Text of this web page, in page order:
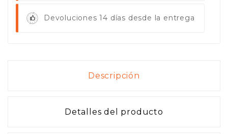
Devoluciones 14 días desde la entrega
Descripción
Detalles del producto